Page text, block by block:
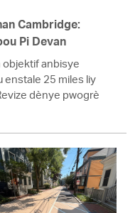
Cambridge:
Pi Devan
objektif anbisye
enstale 25 miles liy
dènye pwogrè